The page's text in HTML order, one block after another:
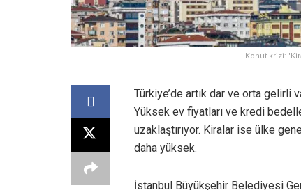
Konut krizi:
Türkiye’de artık dar ve orta gelirli
Yüksek ev fiyatları ve kredi
uzaklaştırıyor. Kiralar ise ülke
daha yüksek.
İstanbul Büyükşehir Belediyesi